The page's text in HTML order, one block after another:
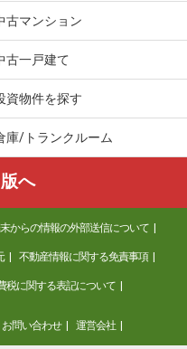
ルプス市徳永
ルプス市在家塚
古マンション
古一戸建て
資物件を探す
庫/トランクルーム
へ
からの情報の外部送信について
不動産情報に関する免責事項
税に関する表記について
お問い合わせ 運営会社